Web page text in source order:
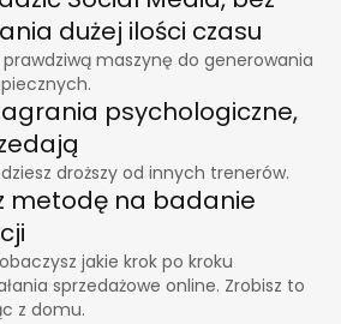
dużej ilości czasu
maszynę do generowania
psychologiczne,
droższy od innych trenerów.
metodę na badanie
jakie krok po kroku
sprzedażowe online. Zrobisz to
z domu.